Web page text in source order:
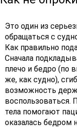
Это один из
обращаться с
Как правильно
Сначала
плечо и бедро (по
же, как судно),
возможность
воспользоваться.
тела помогают
оказалась бедром